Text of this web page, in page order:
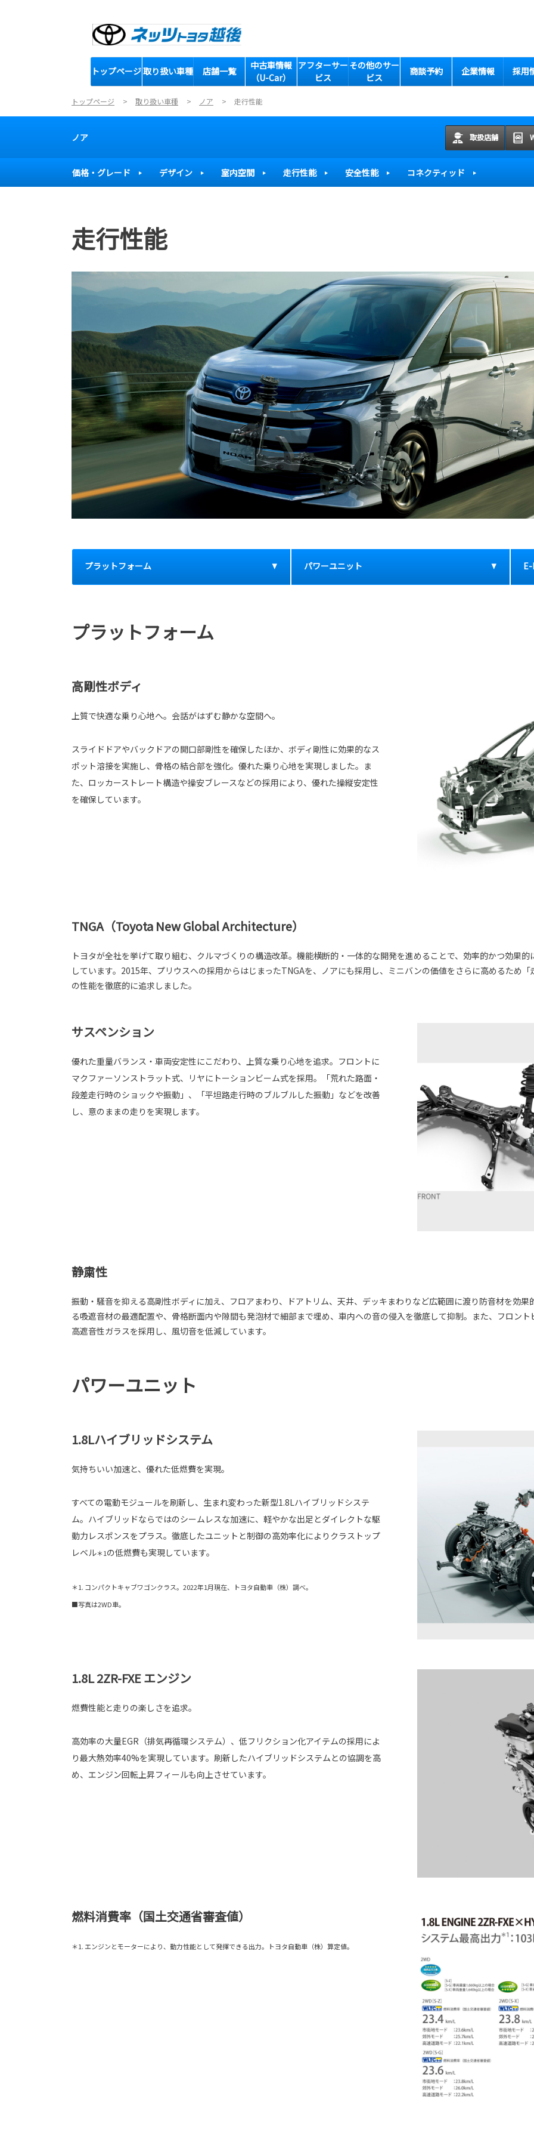
トップページ取り扱い車種 店舗一覧
中古車情報
（U-Car）
アフターサー
ビス
その他のサー
ビス
商談予約 企業情報 採用
トップページ 取り扱い車種 ノア 走行性能
ノア 取扱店舗
価格・グレード デザイン 室内空間 走行性能 安全性能 コネクティッド
走行性能
プラットフォーム パワーユニット
プラットフォーム
高剛性ボディ
上質で快適な乗り心地へ。会話がはずむ静かな空間へ。
スライドドアやバックドアの開口部剛性を確保したほか、ボディ剛性に効果的なス
ポット溶接を実施し、骨格の結合部を強化。優れた乗り心地を実現しました。ま
た、ロッカーストレート構造や操安ブレースなどの採用により、優れた操縦安定性
を確保しています。
TNGA（Toyota New Global Architecture）
トヨタが全社を挙げて取り組む、クルマづくりの構造改革。機能横断的・一体的な開発を進めることで、効率的かつ効果
しています。2015年、プリウスへの採用からはじまったTNGAを、ノアにも採用し、ミニバンの価値をさらに高めるため
の性能を徹底的に追求しました。
サスペンション
優れた重量バランス・車両安定性にこだわり、上質な乗り心地を追求。フロントに
マクファーソンストラット式、リヤにトーションビーム式を採用。「荒れた路面・
段差走行時のショックや振動」、「平坦路走行時のブルブルした振動」などを改善
し、意のままの走りを実現します。
静粛性
振動・騒音を抑える高剛性ボディに加え、フロアまわり、ドアトリム、天井、デッキまわりなど広範囲に渡り防音材を効
る吸遮音材の最適配置や、骨格断面内や隙間も発泡材で細部まで埋め、車内への音の侵入を徹底して抑制。また、フロン
高遮音性ガラスを採用し、風切音を低減しています。
パワーユニット
1.8Lハイブリッドシステム
気持ちいい加速と、優れた低燃費を実現。
すべての電動モジュールを刷新し、生まれ変わった新型1.8Lハイブリッドシステ
ム。ハイブリッドならではのシームレスな加速に、軽やかな出足とダイレクトな駆
動力レスポンスをプラス。徹底したユニットと制御の高効率化によりクラストップ
レベル＊1の低燃費も実現しています。
＊1. コンパクトキャブワゴンクラス。2022年1月現在、トヨタ自動車（株）調べ。
■写真は2WD車。
1.8L 2ZR-FXE エンジン
燃費性能と走りの楽しさを追求。
高効率の大量EGR（排気再循環システム）、低フリクション化アイテムの採用によ
り最大熱効率40%を実現しています。刷新したハイブリッドシステムとの協調を高
め、エンジン回転上昇フィールも向上させています。
燃料消費率（国土交通省審査値）
＊1. エンジンとモーターにより、動力性能として発揮できる出力。トヨタ自動車（株）算定値。